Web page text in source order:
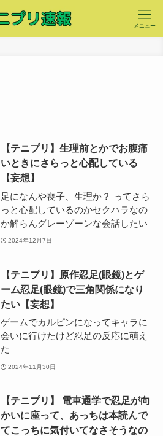
メニュー
【テニプリ】生理前とかでお腹痛
いときにさらっと心配している
【妄想】
足になんや喪子、生理か？ ってさら
っと心配しているのかセクハラなの
か解らんグレーゾーンな会話したい
2024年12月7日
【テニプリ】原作忍足(眼鏡)とゲ
ーム忍足(眼鏡)で三角関係になり
たい【妄想】
ゲームでカルピンになってキャラに
会いに行けたけど忍足の反応に萌え
た
2024年11月30日
【テニプリ】 電車通学で忍足が向
かいに座って、あっちは本読んで
てこっちに気付いてなさそうなの